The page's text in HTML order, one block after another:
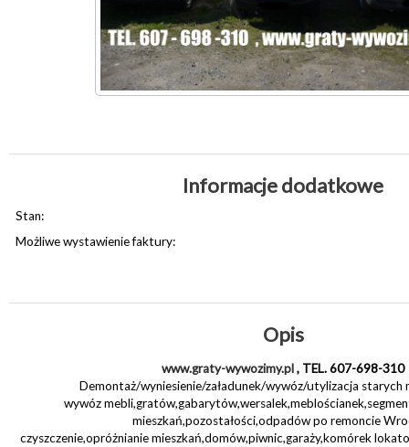
Informacje dodatkowe
Stan:
Możliwe wystawienie faktury:
Opis
www.graty-wywozimy.pl, TEL. 607-698-310
Demontaż/wyniesienie/załadunek/wywóz/utylizacja starych
wywóz
mieszkań,pozostałości,odpadów po remoncie
czyszczenie,opróżnianie mieszkań,domów,piwnic,garaży,komórek